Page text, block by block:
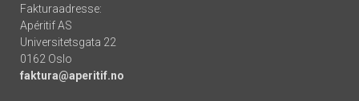
Fakturaadresse:
Apéritif AS
Universitetsgata 22
0162 Oslo
faktura@aperitif.no